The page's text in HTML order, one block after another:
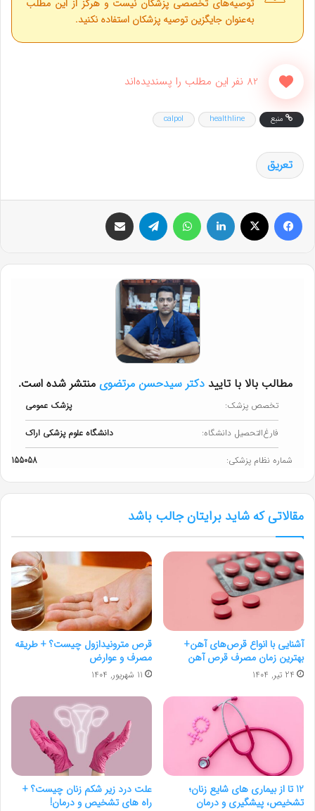
توصیه‌های تخصصی پزشکان نیست و هرگز از این مطلب
به‌عنوان جایگزین توصیه پزشکان استفاده نکنید.
82 نفر این مطلب را پسندیده‌اند
منبع healthline
calpol
تعریق
مطالب بالا با تایید دکتر سیدحسن مرتضوی منتشر شده است.
تخصص پزشک: پزشک عمومی
فارغ‌التحصیل دانشگاه: دانشگاه علوم پزشکی اراک
شماره نظام پزشکی: 155058
مقالاتی که شاید برایتان جالب باشد
آشنایی با انواع قرص‌های آهن+
بهترین زمان مصرف قرص آهن
24 تیر, 1404
قرص مترونیدازول چیست؟ + طریقه
مصرف و عوارض
11 شهریور, 1404
12 تا از بیماری های شایع زنان؛
تشخیص، پیشگیری و درمان
علت درد زیر شکم زنان چیست؟ +
راه های تشخیص و درمان!